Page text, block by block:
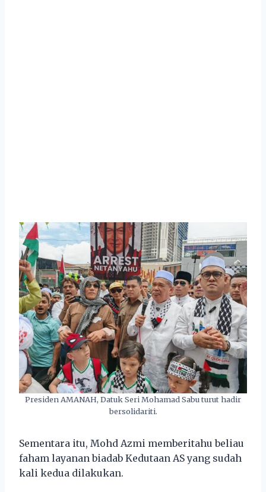
Presiden AMANAH, Datuk Seri Mohamad Sabu turut hadir
bersolidariti.
Sementara itu, Mohd Azmi memberitahu beliau
faham layanan biadab Kedutaan AS yang sudah
kali kedua dilakukan.